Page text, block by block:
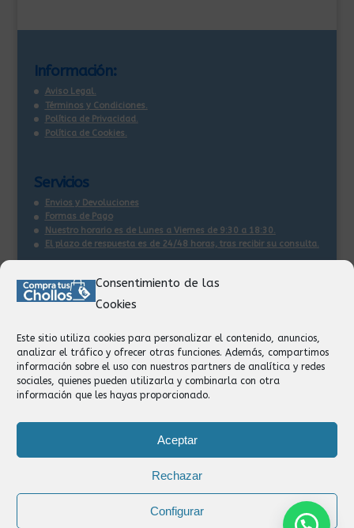
Consentimiento de las
Cookies
Este sitio utiliza cookies para personalizar el contenido, anuncios,
analizar el tráfico y ofrecer otras funciones. Además, compartimos
información sobre el uso con nuestros partners de analítica y redes
sociales, quienes pueden utilizarla y combinarla con otra
información que les hayas proporcionado.
Aceptar
Rechazar
Configurar
Información:
Aviso Legal.
Términos y Condiciones.
Política de Privacidad.
Política de Cookies.
Servicios
Envios y Devoluciones
Formas de Pago
Nuestro horario es de Lunes a Viernes de 9:30 a 18:30.
El plazo de respuesta es de 24/48 horas, tras recibir su consulta.
Contacto:
Facturación
Devoluciones
Privacidad
Formas de Pago